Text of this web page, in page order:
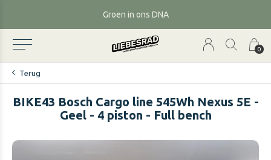
0
Groen in ons DNA
Terug
BIKE43 Bosch Cargo line 545Wh Nexus 5E -
Geel - 4 piston - Full bench